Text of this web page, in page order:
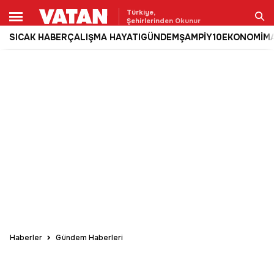
Türkiye,
Şehirlerinden Okunur
SICAK HABERÇALIŞMA HAYATIGÜNDEMŞAMPİY10EKONOMİ
Ara
Haberler Gündem Haberleri